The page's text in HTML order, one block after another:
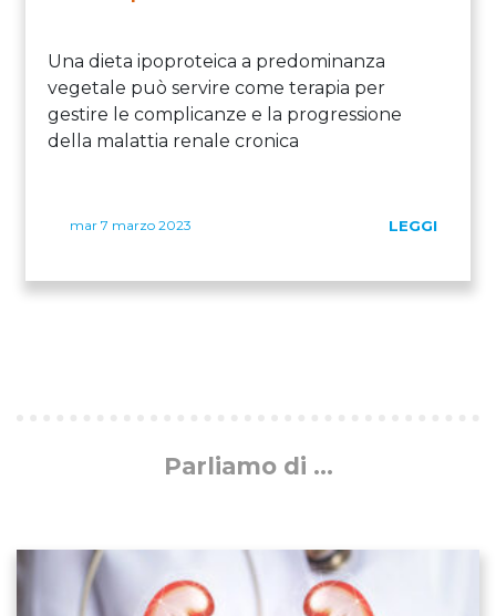
Una dieta ipoproteica a predominanza
vegetale può servire come terapia per
gestire le complicanze e la progressione
della malattia renale cronica
mar 7 marzo 2023 LEGGI
Parliamo di ...